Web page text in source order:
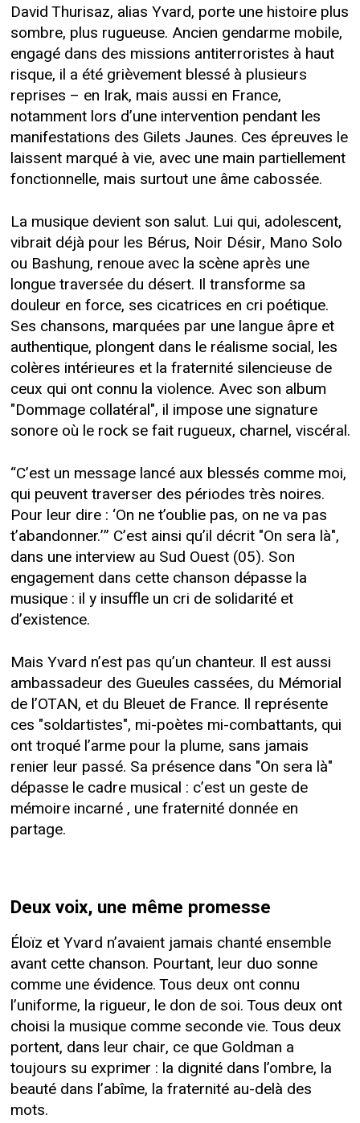
David Thurisaz, alias Yvard, porte une histoire plus
sombre, plus rugueuse. Ancien gendarme mobile,
engagé dans des missions antiterroristes à haut
risque, il a été grièvement blessé à plusieurs
reprises – en Irak, mais aussi en France,
notamment lors d’une intervention pendant les
manifestations des Gilets Jaunes. Ces épreuves le
laissent marqué à vie, avec une main partiellement
fonctionnelle, mais surtout une âme cabossée.
La musique devient son salut. Lui qui, adolescent,
vibrait déjà pour les Bérus, Noir Désir, Mano Solo
ou Bashung, renoue avec la scène après une
longue traversée du désert. Il transforme sa
douleur en force, ses cicatrices en cri poétique.
Ses chansons, marquées par une langue âpre et
authentique, plongent dans le réalisme social, les
colères intérieures et la fraternité silencieuse de
ceux qui ont connu la violence. Avec son album
"Dommage collatéral", il impose une signature
sonore où le rock se fait rugueux, charnel, viscéral.
“C’est un message lancé aux blessés comme moi,
qui peuvent traverser des périodes très noires.
Pour leur dire : ‘On ne t’oublie pas, on ne va pas
t’abandonner.’” C’est ainsi qu’il décrit "On sera là",
dans une interview au Sud Ouest (05). Son
engagement dans cette chanson dépasse la
musique : il y insuffle un cri de solidarité et
d’existence.
Mais Yvard n’est pas qu’un chanteur. Il est aussi
ambassadeur des Gueules cassées, du Mémorial
de l’OTAN, et du Bleuet de France. Il représente
ces "soldartistes", mi-poètes mi-combattants, qui
ont troqué l’arme pour la plume, sans jamais
renier leur passé. Sa présence dans "On sera là"
dépasse le cadre musical : c’est un geste de
mémoire incarné , une fraternité donnée en
partage.
Deux voix, une même promesse
Éloïz et Yvard n’avaient jamais chanté ensemble
avant cette chanson. Pourtant, leur duo sonne
comme une évidence. Tous deux ont connu
l’uniforme, la rigueur, le don de soi. Tous deux ont
choisi la musique comme seconde vie. Tous deux
portent, dans leur chair, ce que Goldman a
toujours su exprimer : la dignité dans l’ombre, la
beauté dans l’abîme, la fraternité au-delà des
mots.